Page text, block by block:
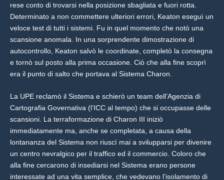
rese conto di trovarsi nella posizione sbagliata e fuori rotta.
Determinato a non commettere ulteriori errori, Keaton eseguì un
veloce test di tutti i sistemi. Fu in quel momento che notò una
scansione anomala. In una sorprendente dimostrazione di
autocontrollo, Keaton salvò le coordinate, completò la consegna
e tornò sul posto alla prima occasione. Ciò che alla fine scoprì
era il punto di salto che portava al Sistema Charon.
La UPE reclamò il Sistema e schierò un team dell’Agenzia di
Cartografia Governativa (l’ICC al tempo) che si occupasse delle
scansioni. La terraformazione di Charon III iniziò
immediatamente ma, anche se completata, a causa della
lontananza del Sistema non riuscì mai a svilupparsi per divenire
un centro nevralgico per il traffico ed il commercio. Coloro che
alla fine cercarono di insediarsi nel Sistema erano persone
interessate ad una vita semplice, che vedevano l’isolamento di